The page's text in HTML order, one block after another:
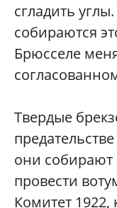
сгладить
собираются
Брюсселе
Твердые
они собирают
провести
Комитет